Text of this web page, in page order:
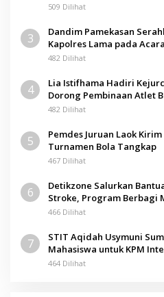
509 Dilihat
3
Dandim Pamekasan
Kapolres Lama pada
482 Dilihat
4
Lia Istifhama Hadiri
Dorong Pembinaan Atlet
482 Dilihat
5
Pemdes Juruan Laok
Turnamen Bola Tangkap
467 Dilihat
6
Detikzone Salurkan
Stroke, Program Berbagi
466 Dilihat
7
STIT Aqidah Usymuni
Mahasiswa untuk KPM
464 Dilihat